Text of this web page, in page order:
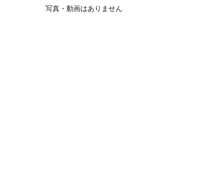
写真・動画はありません